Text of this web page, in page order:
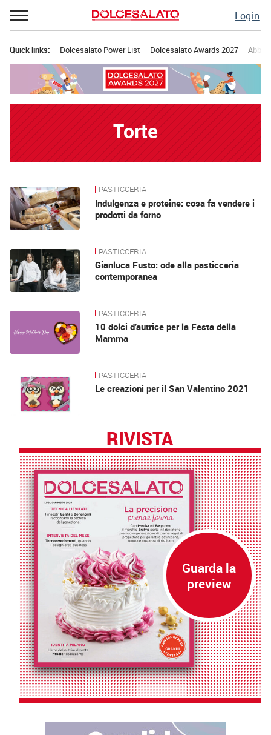
Passa
al
Login
principale
Quick links: Dolcesalato Power List Dolcesalato Awards 2027
Torte
News PASTICCERIA
Indulgenza e proteine: cosa fa vendere i
prodotti da forno
PASTICCERIA
Gianluca Fusto: ode alla pasticceria
contemporanea
PASTICCERIA
10 dolci d’autrice per la Festa della
Mamma
PASTICCERIA
Le creazioni per il San Valentino 2021
RIVISTA